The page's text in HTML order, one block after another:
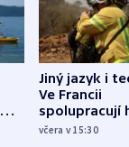
Jiný jazyk i
Ve Francii
spolupracují
různých zemí
včera v 15:30